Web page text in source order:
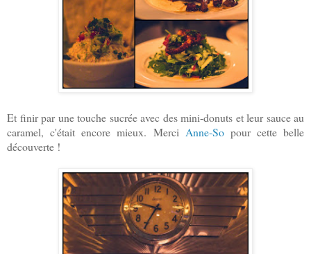
Et finir par une touche sucrée avec des mini-donuts et leur sauce au
caramel, c'était encore mieux. Merci Anne-Sopour cette belle
découverte !